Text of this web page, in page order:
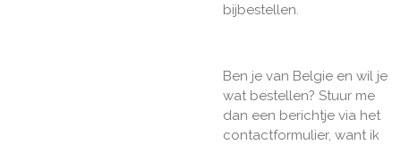
bijbestellen.
Ben je van Belgie en wil je
wat bestellen? Stuur me
dan een berichtje via het
contactformulier, want ik